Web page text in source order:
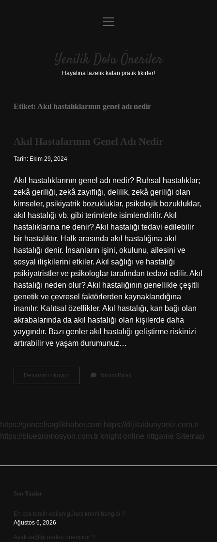
Anasayfa
Yasal Uyarı
menüyü
Yenilik Dolu Öneriler
Hayatına tazelik katan pratik fikirler!
Etiket: Akıl hastalıklarının genel adı nedir
Akıl Hastalarının Genel Adı Nedir
Tarih: Ekim 29, 2024
Akıl hastalıklarının genel adı nedir? Ruhsal hastalıklar;
zekâ geriliği, zekâ zayıflığı, delilik, zekâ geriliği olan
kimseler, psikiyatrik bozukluklar, psikolojik bozukluklar,
akıl hastalığı vb. gibi terimlerle isimlendirilir. Akıl
hastalıklarına ne denir? Akıl hastalığı tedavi edilebilir
bir hastalıktır. Halk arasında akıl hastalığına akıl
hastalığı denir. İnsanların işini, okulunu, ailesini ve
sosyal ilişkilerini etkiler. Akıl sağlığı ve hastalığı
psikiyatristler ve psikologlar tarafından tedavi edilir. Akıl
hastalığı neden olur? Akıl hastalığının genellikle çeşitli
genetik ve çevresel faktörlerden kaynaklandığına
inanılır: Kalıtsal özellikler. Akıl hastalığı, kan bağı olan
akrabalarında da akıl hastalığı olan kişilerde daha
yaygındır. Bazı genler akıl hastalığı geliştirme riskinizi
artırabilir ve yaşam durumunuz…
Devamını okuyun
Hastalarının
Yorum Bırak
https://guncelsaglikhaber.com https://dijitaldunyaniz.com.tr
https://bluepromosyon.com.tr knight online nttgame Sitemap
Sidebar
Son Yazılar
En çok tercih edilen güneş kremi hangisi ?
Ağustos 6, 2026
Ayak sağlığı neden önemlidir ?